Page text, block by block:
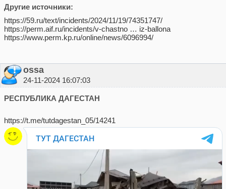
Другие источники:
https://59.ru/text/incidents/2024/11/19/74351747/
https://perm.aif.ru/incidents/v-chastno … iz-ballona
https://www.perm.kp.ru/online/news/6096994/
ossa
24-11-2024 16:07:03
РЕСПУБЛИКА ДАГЕСТАН
https://t.me/tutdagestan_05/14241